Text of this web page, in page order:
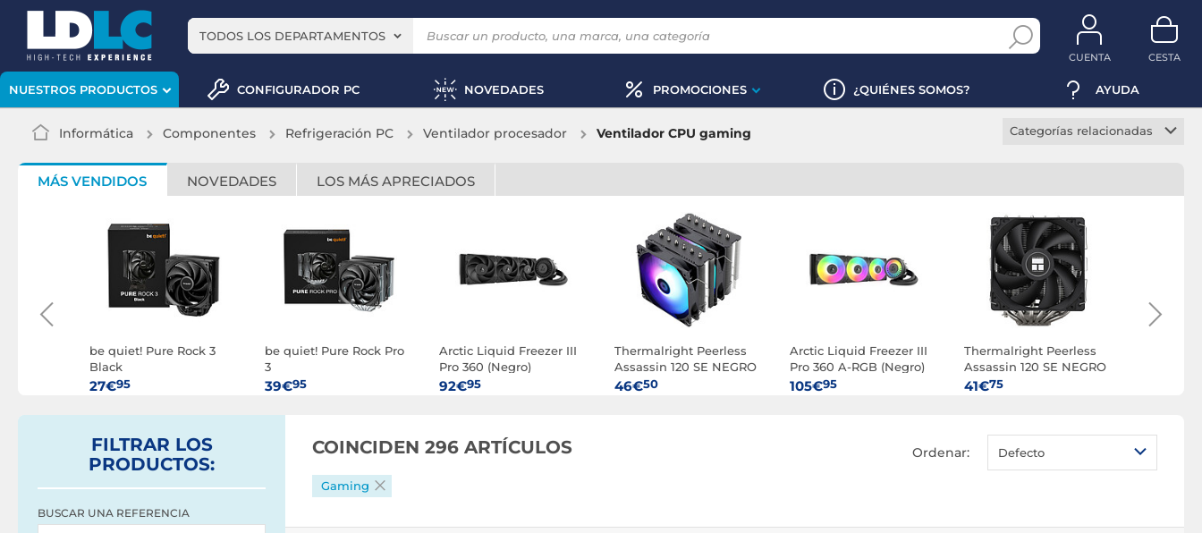
TODOS LOS DEPARTAMENTOS
CUENTA CESTA
NUESTROS PRODUCTOS CONFIGURADOR PC NOVEDADES PROMOCIONES ¿QUIÉNES SOMOS? AYUDA
Informática Componentes Refrigeración PC Ventilador procesador Ventilador CPU gaming
Categorías relacionadas
Ventilador doble torre
Ventilador top flow
Ventilador low profile
MÁS VENDIDOS NOVEDADES LOS MÁS APRECIADOS
be quiet! Pure Rock 3
Black
27€95
be quiet! Pure Rock Pro
3
39€95
Arctic Liquid Freezer III
Pro 360 (Negro)
92€95
Thermalright Peerless
Assassin 120 SE NEGRO
ARGB
46€50
Arctic Liquid Freezer III
Pro 360 A-RGB (Negro)
105€95
Thermalright Peerless
Assassin 120 SE NEGRO
41€75
FILTRAR LOS
PRODUCTOS:
BUSCAR UNA REFERENCIA
COINCIDEN 296 ARTÍCULOS Ordenar: Defecto
Gaming